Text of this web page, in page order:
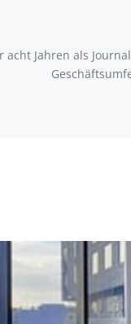
acht Jahren als